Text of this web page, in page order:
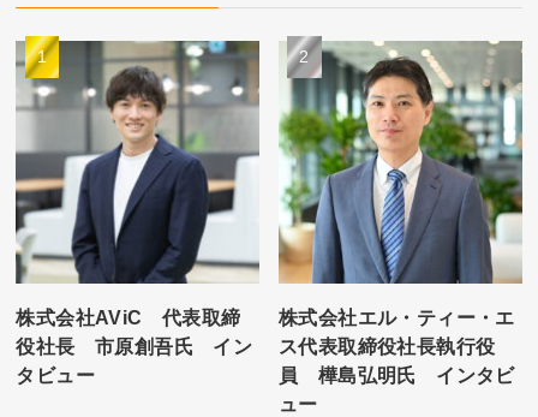
株式会社AViC 代表取締
役社長 市原創吾氏 イン
タビュー
株式会社エル・ティー・エ
ス代表取締役社長執行役
員 樺島弘明氏 インタビ
ュー